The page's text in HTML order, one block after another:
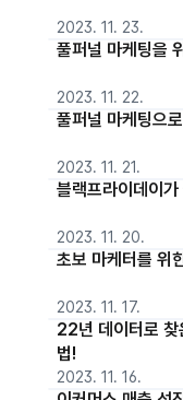
2023. 11. 23.
풀퍼널 마케팅을
2023. 11. 22.
풀퍼널 마케팅으
2023. 11. 21.
블랙프라이데이
2023. 11. 20.
초보 마케터를 위
2023. 11. 17.
22년 데이터로
법!
2023. 11. 16.